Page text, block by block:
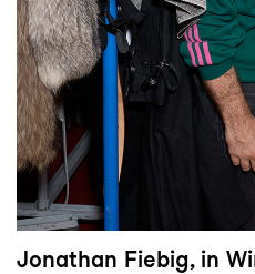
Jonathan Fiebig, in